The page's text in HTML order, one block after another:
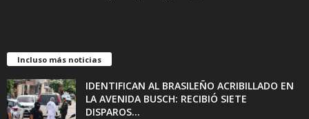
Incluso más noticias
IDENTIFICAN AL BRASILEÑO ACRIBILLADO EN
LA AVENIDA BUSCH: RECIBIÓ SIETE
DISPAROS...